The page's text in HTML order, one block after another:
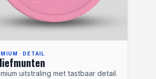
· DETAIL
uitstraling met tastbaar detail.